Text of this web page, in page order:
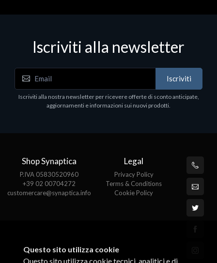
LV Rz5-7520U 16GB 512 W11H 15
€413.17
Iscriviti alla newsletter
Iscriviti
Iscriviti alla nostra newsletter per ricevere offerte di sconto anticipate,
aggiornamenti e informazioni sui nuovi prodotti.
Shop Synaptica
P.IVA 05830520960
+39 02 00704272
customercare@synaptica.info
Legal
Privacy Policy
Terms & Conditions
Cookie Policy
Questo sito utilizza cookie
Questo sito utilizza cookie tecnici, analitici e di